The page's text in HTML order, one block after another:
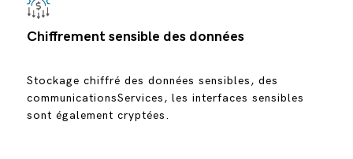
Chiffrement sensible des données
Stockage chiffré des données sensibles, des
communicationsServices, les interfaces sensibles
sont également cryptées.